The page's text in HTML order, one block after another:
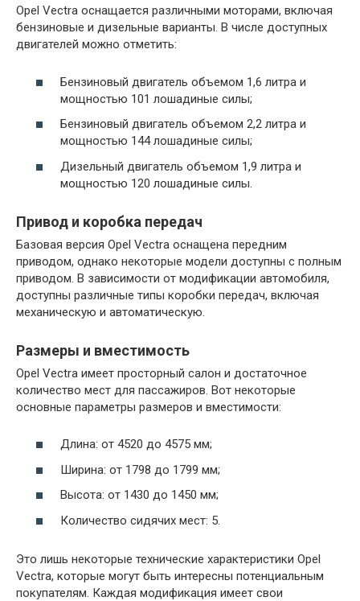
Opel Vectra оснащается различными моторами, включая
бензиновые и дизельные варианты. В числе доступных
двигателей можно отметить:
Бензиновый двигатель объемом 1,6 литра и
мощностью 101 лошадиные силы;
Бензиновый двигатель объемом 2,2 литра и
мощностью 144 лошадиные силы;
Дизельный двигатель объемом 1,9 литра и
мощностью 120 лошадиные силы.
Привод и коробка передач
Базовая версия Opel Vectra оснащена передним
приводом, однако некоторые модели доступны с полным
приводом. В зависимости от модификации автомобиля,
доступны различные типы коробки передач, включая
механическую и автоматическую.
Размеры и вместимость
Opel Vectra имеет просторный салон и достаточное
количество мест для пассажиров. Вот некоторые
основные параметры размеров и вместимости:
Длина: от 4520 до 4575 мм;
Ширина: от 1798 до 1799 мм;
Высота: от 1430 до 1450 мм;
Количество сидячих мест: 5.
Это лишь некоторые технические характеристики Opel
Vectra, которые могут быть интересны потенциальным
покупателям. Каждая модификация имеет свои